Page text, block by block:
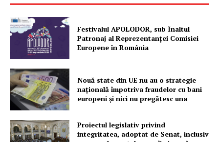
Festivalul APOLODOR, sub Înaltul
Patronaj al Reprezentanței Comisiei
Europene în România
Nouă state din UE nu au o strategie
națională împotriva fraudelor cu bani
europeni și nici nu pregătesc una
Proiectul legislativ privind
integritatea, adoptat de Senat, inclusiv